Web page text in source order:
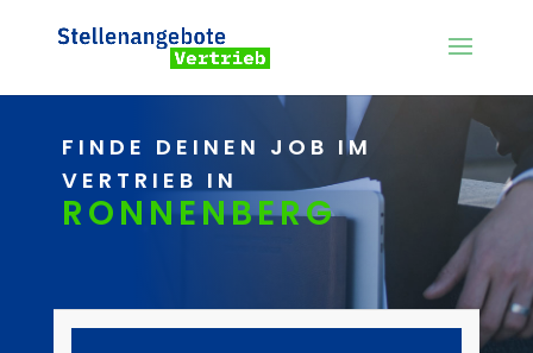
FINDE DEINEN JOB IM
VERTRIEB IN
RONNENBERG